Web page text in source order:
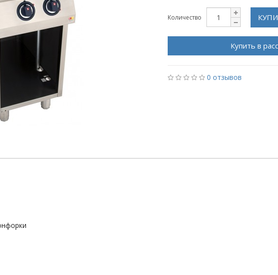
Количество
Купить в
0 отзывов